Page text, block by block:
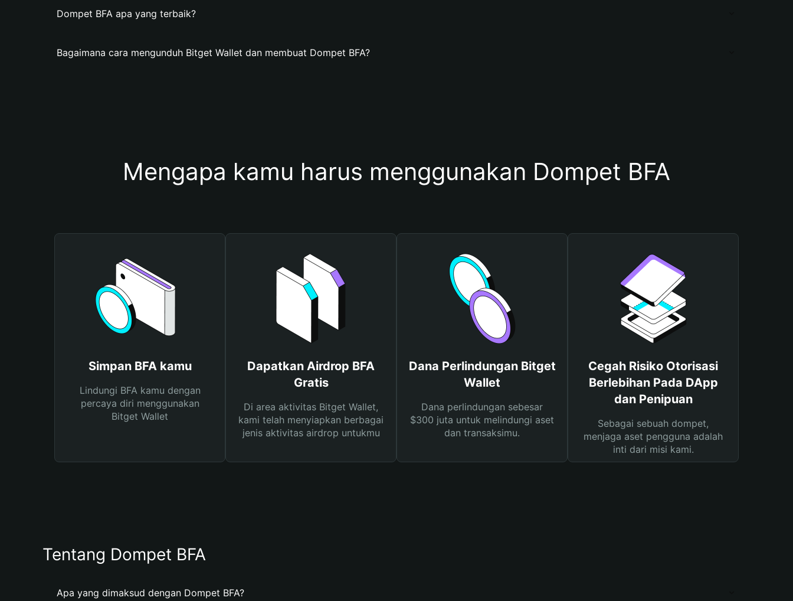
Dompet BFA apa yang terbaik?
Bagaimana cara mengunduh Bitget Wallet dan membuat Dompet BFA?
Mengapa kamu harus menggunakan Dompet BFA
Simpan BFA kamu
Lindungi BFA kamu dengan
percaya diri menggunakan
Bitget Wallet
Dapatkan Airdrop BFA
Gratis
Di area aktivitas Bitget Wallet,
kami telah menyiapkan berbagai
jenis aktivitas airdrop untukmu
Dana Perlindungan Bitget
Wallet
Dana perlindungan sebesar
$300 juta untuk melindungi aset
dan transaksimu.
Cegah Risiko Otorisasi
Berlebihan Pada DApp
dan Penipuan
Sebagai sebuah dompet,
menjaga aset pengguna adalah
inti dari misi kami.
Tentang Dompet BFA
Apa yang dimaksud dengan Dompet BFA?